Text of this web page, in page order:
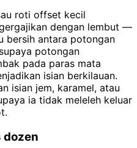
roti offset kecil
dengan lembut —
bersih antara potongan
potongan
pada paras mata
isian berkilauan.
isian jem, karamel, atau
ia tidak meleleh keluar
dozen